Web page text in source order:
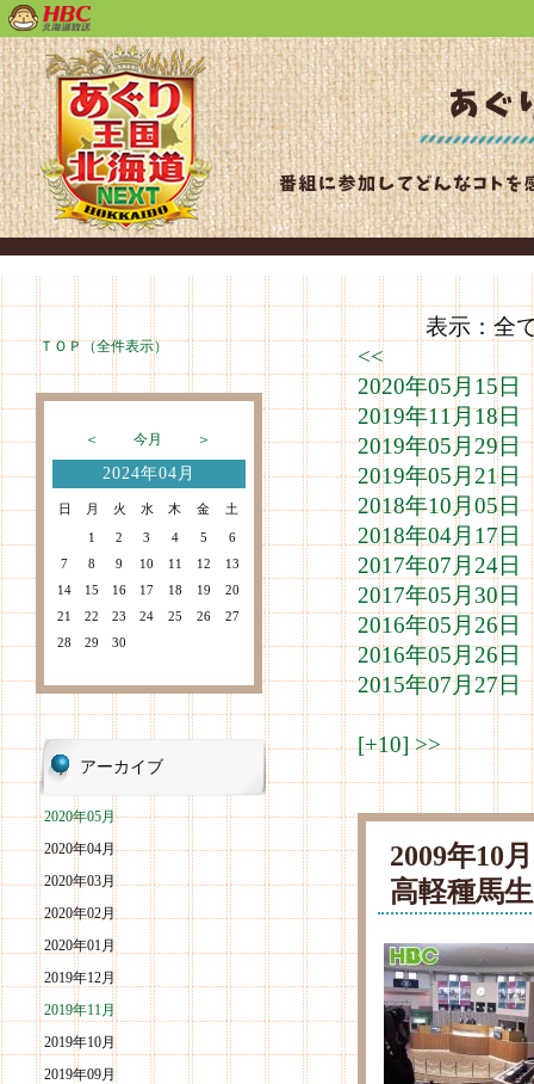
ＴＯＰ（全件表示）
＜ 今月 ＞
2024年04月
日 月 火 水 木 金
土
1
2 3 4 5
6
7
8 9 10 11 12
13
14
15 16 17 18 19
20
21
22 23 24 25 26
27
28
29 30
アーカイブ
2020年05月
2020年04月
2020年03月
2020年02月
2020年01月
2019年12月
2019年11月
2019年10月
2019年09月
表示：全て
<<
2020年05月15
2019年11月18
2019年05月29
2019年05月21
2018年10月05
2018年04月17
2017年07月24
2017年05月30
2016年05月26
2016年05月26
2015年07月27
[+10]>>
2009年
高軽種馬